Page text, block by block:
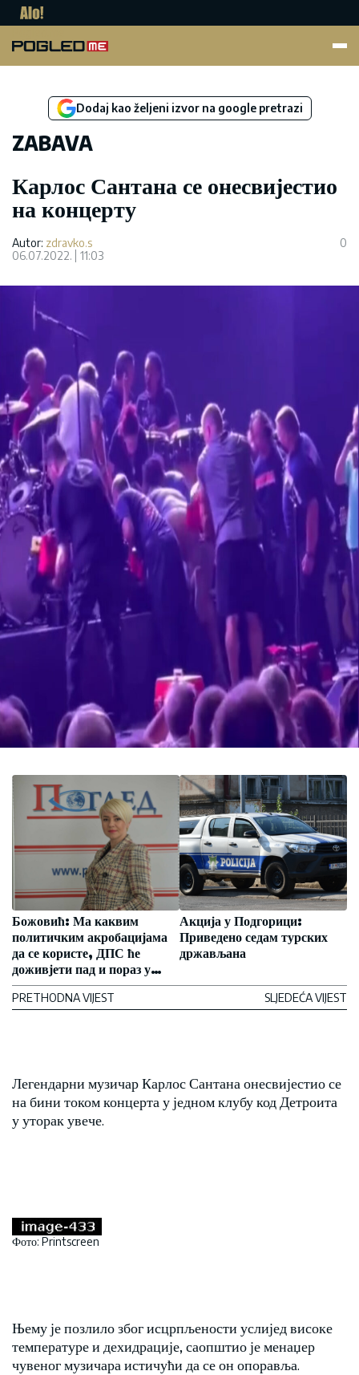
Dodaj kao željeni izvor na google pretrazi
ZABAVA
Карлос Сантана се онесвијестио
на концерту
Autor: zdravko.s
06.07.2022.
11:03
0
Божовић: Ма каквим
политичким акробацијама
да се користе, ДПС ће
доживјети пад и пораз у
Подгорици
PRETHODNA VIJEST
Акција у Подгорици:
Приведено седам турских
држављана
SLJEDEĆA VIJEST
Легендарни музичар Карлос Сантана онесвијестио се
на бини током концерта у једном клубу код Детроита
у уторак увече.
Фото: Printscreen
Њему је позлило због исцрпљености услијед високе
температуре и дехидрације, саопштио је менаџер
чувеног музичара истичући да се он опоравља.